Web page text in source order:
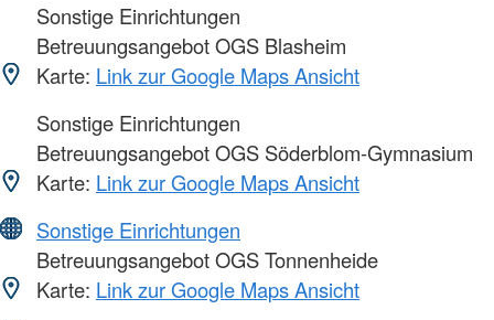
Sonstige Einrichtungen
Betreuungsangebot OGS Blasheim
Karte: Link zur Google Maps Ansicht
Sonstige Einrichtungen
Betreuungsangebot OGS Söderblom-Gymnasium
Karte: Link zur Google Maps Ansicht
Sonstige Einrichtungen
Betreuungsangebot OGS Tonnenheide
Karte: Link zur Google Maps Ansicht